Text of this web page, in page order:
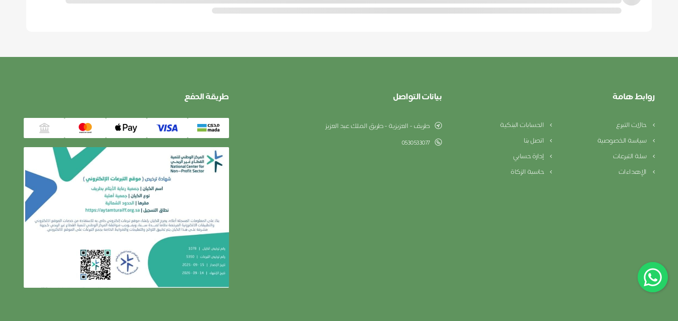
روابط هامة
حالات التبرع
الحسابات البنكية
سياسة الخصوصية
اتصل بنا
سلة التبرعات
إدارة حسابي
الإهداءات
حاسبة الزكاة
بيانات التواصل
طریف - العزيزية - طریق الملك عبد العزيز
0530533077
طريقة الدفع